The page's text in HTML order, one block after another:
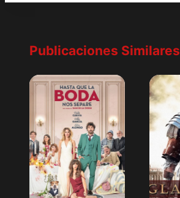
Publicaciones Similares